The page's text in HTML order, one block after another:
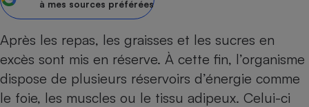
à mes sources préférées
Après les repas, les graisses et les sucres en
excès sont mis en réserve. À cette fin, l’organisme
dispose de plusieurs réservoirs d’énergie comme
le foie, les muscles ou le tissu adipeux. Celui-ci
alimentaire
Assurance emprunteur
Mutuelle